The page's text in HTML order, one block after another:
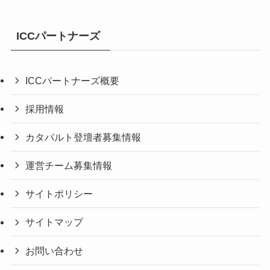
ICCパートナーズ
ICCパートナーズ概要
採用情報
カタパルト登壇者募集情報
運営チーム募集情報
サイトポリシー
サイトマップ
お問い合わせ